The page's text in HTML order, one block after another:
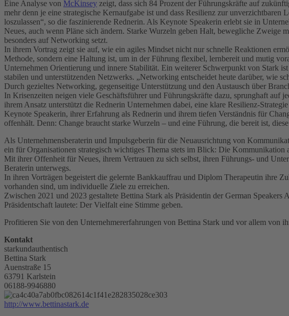
Eine Analyse von McKinsey zeigt, dass sich 84 Prozent der Führungskräfte auf
mehr denn je eine strategische Kernaufgabe ist und dass Resilienz zur
loszulassen“, so die faszinierende Rednerin. Als Keynote Speakerin erlebt sie in
Neues, auch wenn Pläne sich ändern. Starke Wurzeln geben Halt, bewegliche Zweige
besonders auf Networking setzt.
In ihrem Vortrag zeigt sie auf, wie ein agiles Mindset nicht nur schnelle Reaktionen
Methode, sondern eine Haltung ist, um in der Führung flexibel, lernbereit und mutig
Unternehmen Orientierung und innere Stabilität. Ein weiterer Schwerpunkt von Stark
stabilen und unterstützenden Netzwerks. „Networking entscheidet heute darüber, wie
Durch gezieltes Networking, gegenseitige Unterstützung und den Austausch über
In Krisenzeiten neigen viele Geschäftsführer und Führungskräfte dazu, sprunghaft auf
ihrem Ansatz unterstützt die Rednerin Unternehmen dabei, eine klare Resilienz-
Keynote Speakerin, ihrer Erfahrung als Rednerin und ihrem tiefen Verständnis für
offenhält. Denn: Change braucht starke Wurzeln – und eine Führung, die bereit ist,
Als Unternehmensberaterin und Impulsgeberin für die Neuausrichtung von
ein für Organisationen strategisch wichtiges Thema stets im Blick: Die Kommunikation
Mit ihrer Offenheit für Neues, ihrem Vertrauen zu sich selbst, ihren Führungs- und
Beraterin unterwegs.
In ihren Vorträgen begeistert die gelernte Bankkauffrau und Diplom Therapeutin ihre
vorhanden sind, um individuelle Ziele zu erreichen.
Zwischen 2021 und 2023 gestaltete Bettina Stark als Präsidentin der German
Präsidentschaft lautete: Der Vielfalt eine Stimme geben.
Profitieren Sie von den Unternehmererfahrungen von Bettina Stark und vor allem von
Kontakt
starkundauthentisch
Bettina Stark
Auenstraße 15
63791 Karlstein
06188-9946880
http://www.bettinastark.de